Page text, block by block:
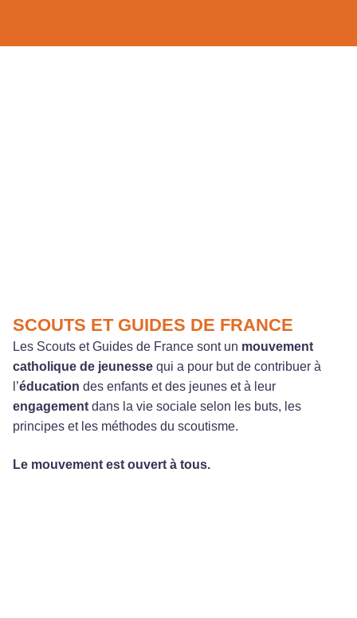
SCOUTS ET GUIDES DE FRANCE
Les Scouts et Guides de France sont un mouvement
catholique de jeunesse qui a pour but de contribuer à
l’éducation des enfants et des jeunes et à leur
engagement dans la vie sociale selon les buts, les
principes et les méthodes du scoutisme.
Le mouvement est ouvert à tous.